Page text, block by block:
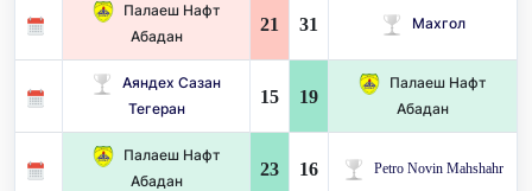
Палаеш Нафт
Абадан
21 31 Махгол
Аяндех Сазан
Тегеран
15 19
Палаеш Нафт
Абадан
Палаеш Нафт
Абадан
23 16 Petro Novin Mahshahr